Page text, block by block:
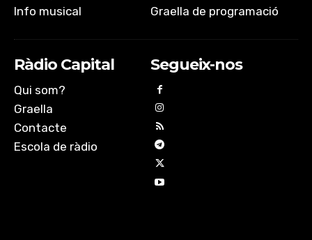
Info musical
Graella de programació
Ràdio Capital
Qui som?
Graella
Contacte
Escola de ràdio
Segueix-nos